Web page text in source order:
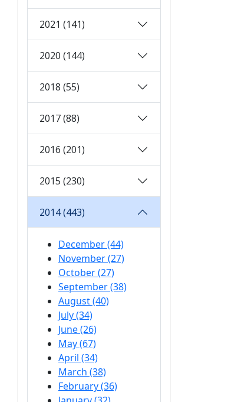
2021 (141)
2020 (144)
2018 (55)
2017 (88)
2016 (201)
2015 (230)
2014 (443)
December (44)
November (27)
October (27)
September (38)
August (40)
July (34)
June (26)
May (67)
April (34)
March (38)
February (36)